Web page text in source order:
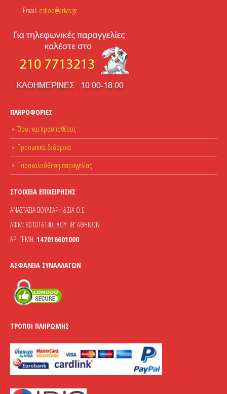
Email: eshop@arkas.gr
ΠΛΗΡΟΦΟΡΊΕΣ
Όροι και προϋποθέσεις
Προσωπικά δεδομένα
Παρακολούθηση παραγγελίας
ΣΤΟΙΧΕΊΑ ΕΠΙΧΕΊΡΗΣΗΣ
ΑΝΑΣΤΑΣΙΑ ΒΟΥΛΓΑΡΗ & ΣΙΑ Ο.Ε
ΑΦΜ: 801016140, ΔΟΥ: ΙΒ' ΑΘΗΝΩΝ
ΑΡ. ΓΕΜΗ: 147016601000
ΑΣΦΆΛΕΙΑ ΣΥΝΑΛΛΑΓΏΝ
ΤΡΌΠΟΙ ΠΛΗΡΩΜΉΣ